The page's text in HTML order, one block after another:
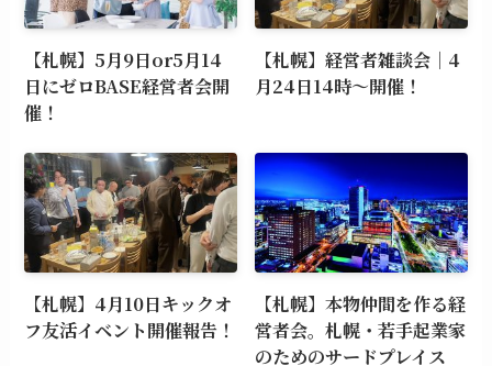
【札幌】5月9日or5月14
日にゼロBASE経営者会開
催！
【札幌】経営者雑談会｜4
月24日14時～開催！
【札幌】4月10日キックオ
フ友活イベント開催報告！
【札幌】本物仲間を作る経
営者会。札幌・若手起業家
のためのサードプレイス